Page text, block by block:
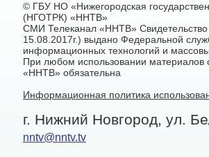
© ГБУ НО «Нижегородская
(НГОТРК) «ННТВ»
СМИ Телеканал «ННТВ»
15.08.2017г.) выдано Федеральной
информационных технологий и
При любом использовании материалов
«ННТВ» обязательна
Информационная политика
г. Нижний Новгород, ул.
nntv@nntv.tv